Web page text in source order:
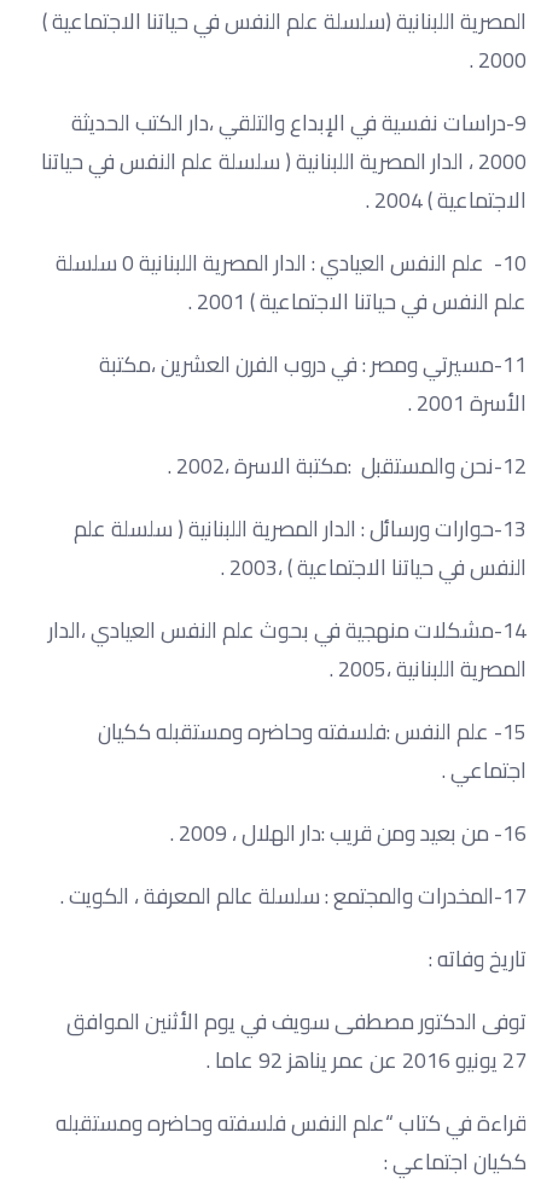
المصرية اللبنانية (سلسلة علم النفس في حياتنا الاجتماعية )
2000 .
9-دراسات نفسية في الإبداع والتلقي ،دار الكتب الحديثة
2000 ، الدار المصرية اللبنانية ( سلسلة علم النفس في حياتنا
الاجتماعية ) 2004 .
10- علم النفس العيادي : الدار المصرية اللبنانية 0 سلسلة
علم النفس في حياتنا الاجتماعية ) 2001 .
11-مسيرتي ومصر : في دروب الفرن العشرين ،مكتبة
الأسرة 2001 .
12-نحن والمستقبل :مكتبة الاسرة ،2002 .
13-حوارات ورسائل : الدار المصرية اللبنانية ( سلسلة علم
النفس في حياتنا الاجتماعية ) ،2003 .
14-مشكلات منهجية في بحوث علم النفس العيادي ،الدار
المصرية اللبنانية ،2005 .
15- علم النفس :فلسفته وحاضره ومستقبله ككيان
اجتماعي .
16- من بعيد ومن قريب :دار الهلال ، 2009 .
17-المخدرات والمجتمع : سلسلة عالم المعرفة ، الكويت .
تاريخ وفاته :
توفى الدكتور مصطفى سويف في يوم الأثنين الموافق
27 يونيو 2016 عن عمر يناهز 92 عاما .
قراءة في كتاب “علم النفس فلسفته وحاضره ومستقبله
ككيان اجتماعي :